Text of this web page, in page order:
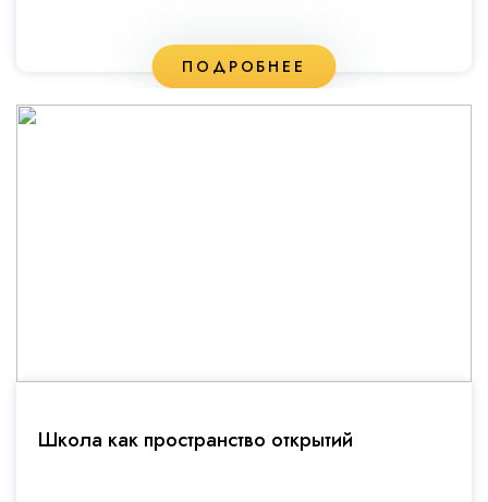
ПОДРОБНЕЕ
Школа как пространство открытий